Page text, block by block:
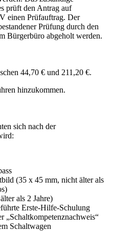
prüft den Antrag auf
einen Prüfauftrag. Der
Prüfung durch den
Bürgerbüro abgeholt werden.
44,70 € und 211,20 €.
hinzukommen.
sich nach der
(35 x 45 mm, nicht älter als
als 2 Jahre)
Erste-Hilfe-Schulung
„Schaltkompetenznachweis“
Schaltwagen